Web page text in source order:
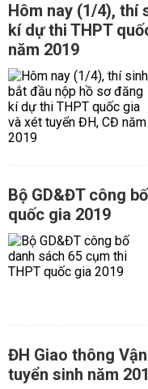
Hôm nay (1/4), thí
kí dự thi THPT
năm 2019
Bộ GD&ĐT công
quốc gia 2019
ĐH Giao thông
tuyển sinh năm